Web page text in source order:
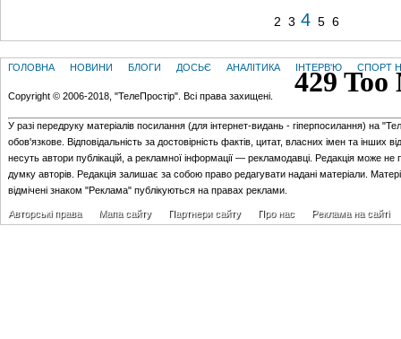
2 3 4 5 6
ГОЛОВНА НОВИНИ БЛОГИ ДОСЬЄ АНАЛІТИКА ІНТЕРВ'Ю СПОРТ
Copyright © 2006-2018, "ТелеПростір". Всі права захищені.
У разі передруку матеріалів посилання (для iнтернет-видань - гiперпосилання) на
обов'язкове. Відповідальність за достовірність фактів, цитат, власних імен та інших
несуть автори публікацій, а рекламної інформації — рекламодавці. Редакція може не
думку авторів. Редакція залишає за собою право редагувати надані матеріали.
відмічені знаком "Реклама" публікуються на правах реклами.
Авторські права Мапа сайту Партнери сайту Про нас Реклама на сайті